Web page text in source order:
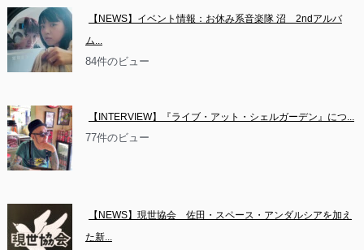
【NEWS】イベント情報：お休み系音楽隊 沼　2ndアルバ
ム...
84件のビュー
【INTERVIEW】『ライブ・アット・シェルガーデン』につ...
77件のビュー
【NEWS】現世協会　佐田・スペース・アンダルシアを加え
た新...